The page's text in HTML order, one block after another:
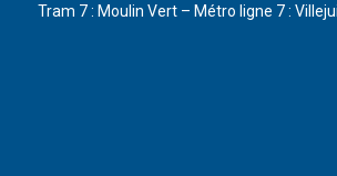
Tram 7 : Moulin Vert – Métro ligne 7 :